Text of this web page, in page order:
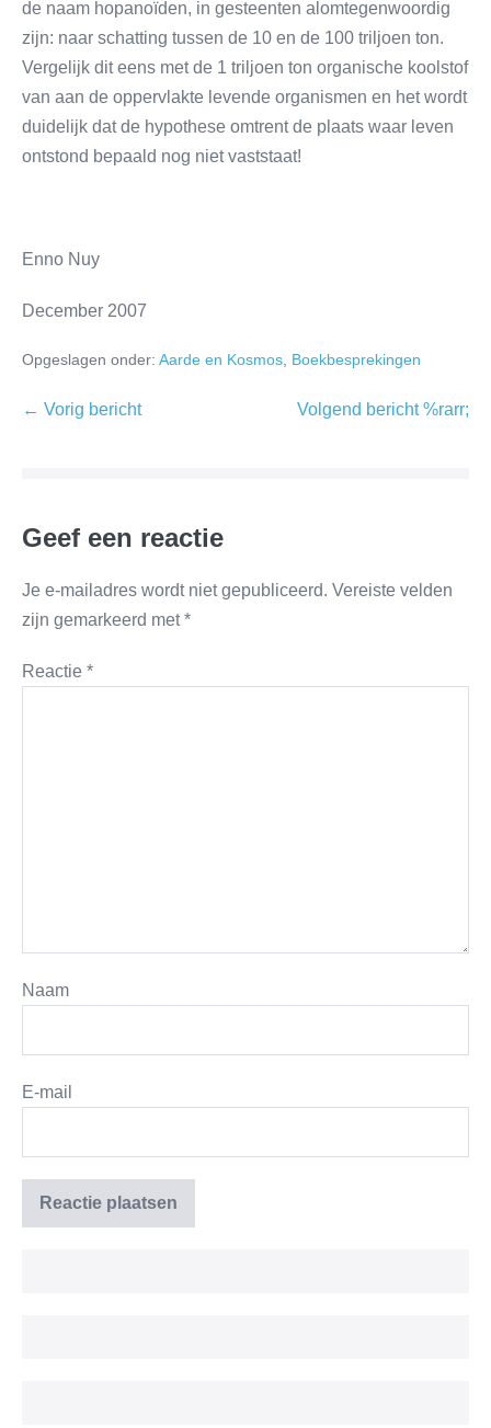
de naam hopanoïden, in gesteenten alomtegenwoordig
zijn: naar schatting tussen de 10 en de 100 triljoen ton.
Vergelijk dit eens met de 1 triljoen ton organische koolstof
van aan de oppervlakte levende organismen en het wordt
duidelijk dat de hypothese omtrent de plaats waar leven
ontstond bepaald nog niet vaststaat!
Enno Nuy
December 2007
Opgeslagen onder: Aarde en Kosmos Boekbesprekingen
← Vorig bericht Volgend bericht %rarr;
Geef een reactie
Je e-mailadres wordt niet gepubliceerd. Vereiste velden
zijn gemarkeerd met*
Reactie *
Naam
E-mail